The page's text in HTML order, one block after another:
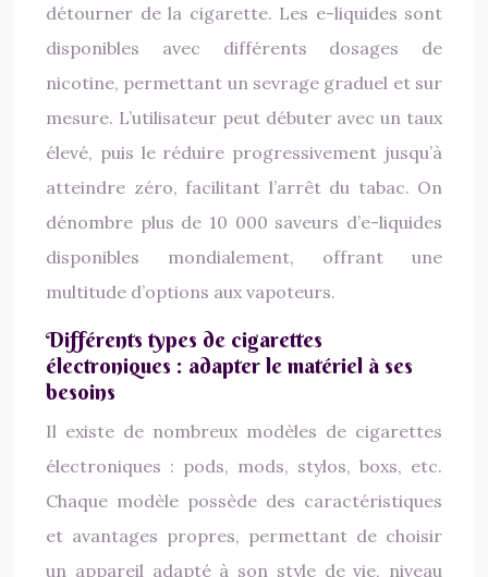
détourner de la cigarette. Les e-liquides sont
disponibles avec différents dosages de
nicotine, permettant un sevrage graduel et sur
mesure. L’utilisateur peut débuter avec un taux
élevé, puis le réduire progressivement jusqu’à
atteindre zéro, facilitant l’arrêt du tabac. On
dénombre plus de 10 000 saveurs d’e-liquides
disponibles mondialement, offrant une
multitude d’options aux vapoteurs.
Différents types de cigarettes
électroniques : adapter le matériel à ses
besoins
Il existe de nombreux modèles de cigarettes
électroniques : pods, mods, stylos, boxs, etc.
Chaque modèle possède des caractéristiques
et avantages propres, permettant de choisir
un appareil adapté à son style de vie, niveau